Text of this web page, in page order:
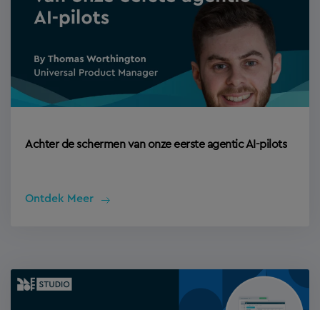
Achter de schermen van onze eerste agentic AI-pilots
Ontdek Meer